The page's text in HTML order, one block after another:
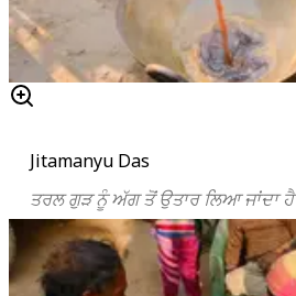
Jitamanyu Das
ਤਰਲ ਗੁੜ ਨੂੰ ਅੱਗ ਤੋਂ ਉਤਾਰ ਲਿਆ ਜਾਂਦਾ ਹੈ